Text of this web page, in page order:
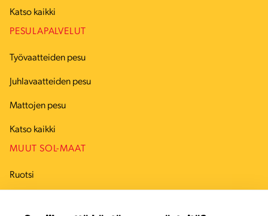
Katso kaikki
PESULAPALVELUT
Työvaatteiden pesu
Juhlavaatteiden pesu
Mattojen pesu
Katso kaikki
MUUT SOL-MAAT
Ruotsi